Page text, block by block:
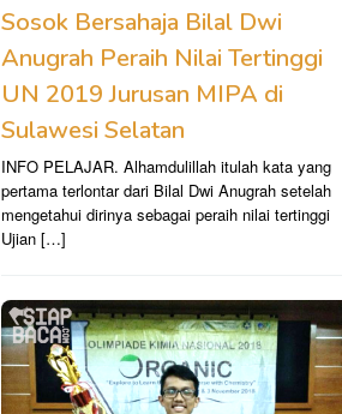
Sosok Bersahaja Bilal Dwi
Anugrah Peraih Nilai Tertinggi
UN 2019 Jurusan MIPA di
Sulawesi Selatan
INFO PELAJAR. Alhamdulillah itulah kata yang
pertama terlontar dari Bilal Dwi Anugrah setelah
mengetahui dirinya sebagai peraih nilai tertinggi
Ujian […]